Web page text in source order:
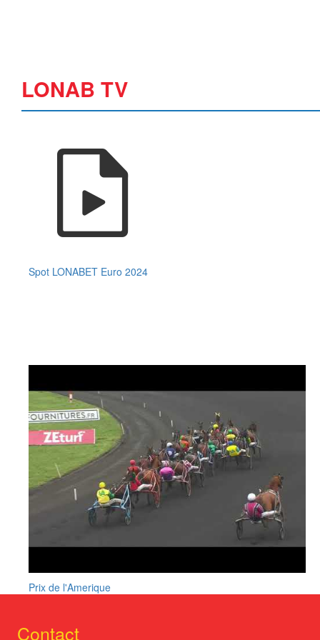
LONAB TV
Spot LONABET Euro 2024
Prix de l'Amerique
Contact